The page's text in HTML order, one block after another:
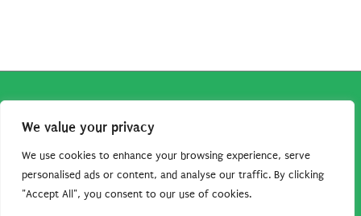
We value your privacy
We use cookies to enhance your browsing experience, serve
personalised ads or content, and analyse our traffic. By clicking
"Accept All", you consent to our use of cookies.
associato Amazon percepisce dei ricavi da acquisti idonei.
Tutti i guadagni sono direttamente reinvestiti in questo sito
per continuare a condividere tutorial e risorse per gli amanti
dei cartoon. Grazie per il vostro sostegno!